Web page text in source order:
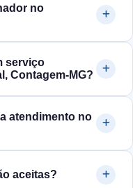
no
serviço
Contagem‑MG?
atendimento no
aceitas?